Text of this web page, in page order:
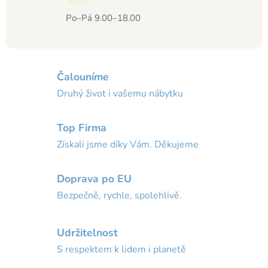
Po–Pá 9.00–18.00
Čalouníme
Druhý život i vašemu nábytku
Top Firma
Získali jsme díky Vám. Děkujeme
Doprava po EU
Bezpečně, rychle, spolehlivě.
Udržitelnost
S respektem k lidem i planetě